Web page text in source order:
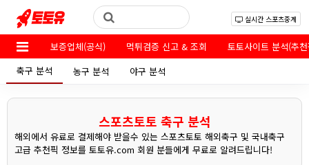
실시간 스포츠중계
보증업체(공식) 먹튀검증 신고 & 조회
토토사이트 분석(추
축구 분석
농구 분석 야구 분석
스포츠토토 축구 분석
해외에서 유료로 결제해야 받을수 있는 스포츠토토 해외축구 및 국내축구
고급 추천픽 정보를 토토유.com 회원 분들에게 무료로 알려드립니다!